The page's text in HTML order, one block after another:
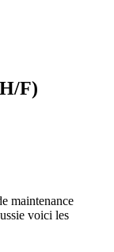
F)
maintenance
voici les